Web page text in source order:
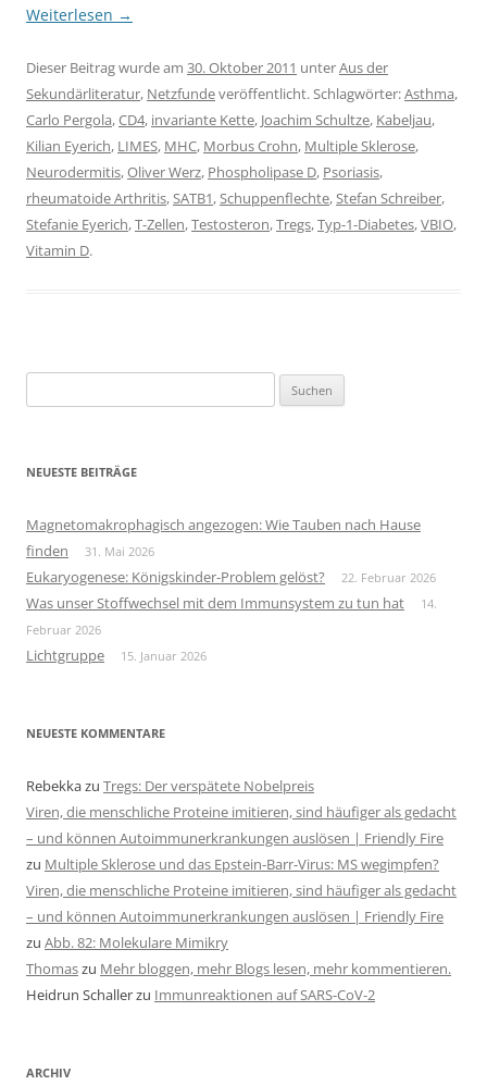
Weiterlesen →
Dieser Beitrag wurde am 30. Oktober 2011 unterAus der
Sekundärliteratur, Netzfundeveröffentlicht. Schlagwörter:Asthma,
Carlo Pergola,CD4, invariante Kette, Joachim Schultze, Kabeljau,
Kilian Eyerich, LIMES, MHC, Morbus Crohn, Multiple Sklerose,
Neurodermitis,Oliver Werz, Phospholipase D, Psoriasis,
rheumatoide Arthritis,SATB1,Schuppenflechte,Stefan Schreiber,
Stefanie Eyerich,T-Zellen,Testosteron,Tregs,Typ-1-Diabetes,VBIO,
Vitamin D.
nach:
NEUESTE BEITRÄGE
Magnetomakrophagisch angezogen: Wie Tauben nach Hause
finden
31. Mai 2026
Eukaryogenese: Königskinder-Problem gelöst? 22. Februar 2026
Was unser Stoffwechsel mit dem Immunsystem zu tun hat
14.
Februar 2026
Lichtgruppe 15. Januar 2026
NEUESTE KOMMENTARE
Rebekkazu Tregs: Der verspätete Nobelpreis
Viren, die menschliche Proteine imitieren, sind häufiger als gedacht
– und können Autoimmunerkrankungen auslösen | Friendly Fire
zu Multiple Sklerose und das Epstein-Barr-Virus: MS wegimpfen?
Viren, die menschliche Proteine imitieren, sind häufiger als gedacht
– und können Autoimmunerkrankungen auslösen | Friendly Fire
zu Abb. 82: Molekulare Mimikry
Thomaszu Mehr bloggen, mehr Blogs lesen, mehr kommentieren.
Heidrun Schallerzu Immunreaktionen auf SARS-CoV-2
ARCHIV